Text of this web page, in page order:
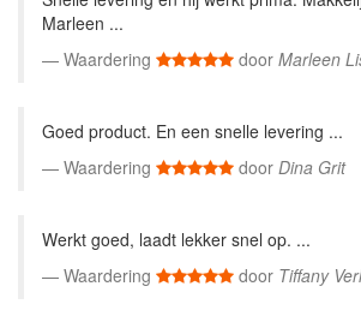
Marleen ...
Waardering
door Marleen
Goed product. En een snelle levering ...
Waardering
door Dina Grit
Werkt goed, laadt lekker snel op. ...
Waardering
door Tiffany